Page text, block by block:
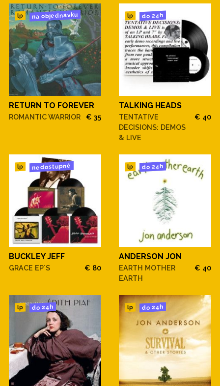
lp na objednávku
RETURN TO FOREVER
ROMANTIC WARRIOR € 35
lp do 24h
TALKING HEADS
TENTATIVE
DECISIONS: DEMOS
& LIVE
€ 40
lp nedostupné
BUCKLEY JEFF
GRACE EP´S € 80
lp do 24h
ANDERSON JON
EARTH MOTHER
EARTH
€ 40
lp do 24h lp do 24h